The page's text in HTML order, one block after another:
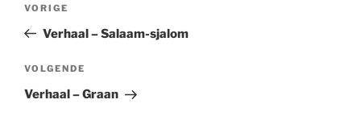
Vorig
bericht
VORIGE
Verhaal – Salaam-sjalom
Volgend
bericht
VOLGENDE
Verhaal – Graan